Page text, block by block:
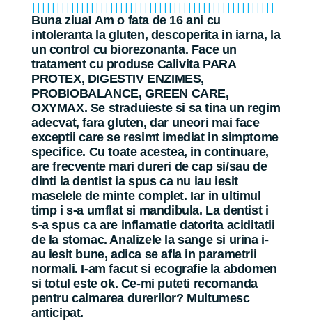
||||||||||||||||||||||||||||||||||||||||||||||||||
Buna ziua! Am o fata de 16 ani cu
intoleranta la gluten, descoperita in iarna, la
un control cu biorezonanta. Face un
tratament cu produse Calivita PARA
PROTEX, DIGESTIV ENZIMES,
PROBIOBALANCE, GREEN CARE,
OXYMAX. Se straduieste si sa tina un regim
adecvat, fara gluten, dar uneori mai face
exceptii care se resimt imediat in simptome
specifice. Cu toate acestea, in continuare,
are frecvente mari dureri de cap si/sau de
dinti la dentist ia spus ca nu iau iesit
maselele de minte complet. Iar in ultimul
timp i s-a umflat si mandibula. La dentist i
s-a spus ca are inflamatie datorita aciditatii
de la stomac. Analizele la sange si urina i-
au iesit bune, adica se afla in parametrii
normali. I-am facut si ecografie la abdomen
si totul este ok. Ce-mi puteti recomanda
pentru calmarea durerilor? Multumesc
anticipat.